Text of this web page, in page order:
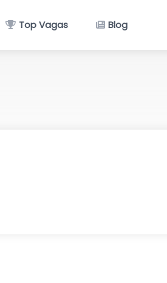
Top Vagas Blog